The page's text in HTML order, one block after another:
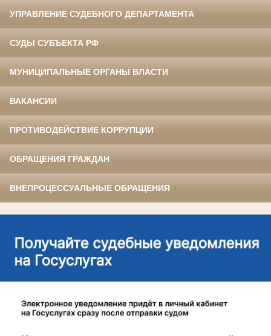
УПРАВЛЕНИЕ СУДЕБНОГО ДЕПАРТАМЕНТА
СУДЫ СУБЪЕКТА РФ
МУНИЦИПАЛЬНЫЕ ОРГАНЫ ВЛАСТИ
ВАКАНСИИ
ПРОТИВОДЕЙСТВИЕ КОРРУПЦИИ
ОБРАЩЕНИЯ ГРАЖДАН
ВНЕПРОЦЕССУАЛЬНЫЕ ОБРАЩЕНИЯ